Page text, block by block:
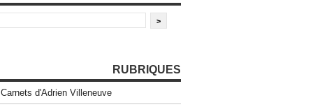
RUBRIQUES
Carnets d'Adrien Villeneuve